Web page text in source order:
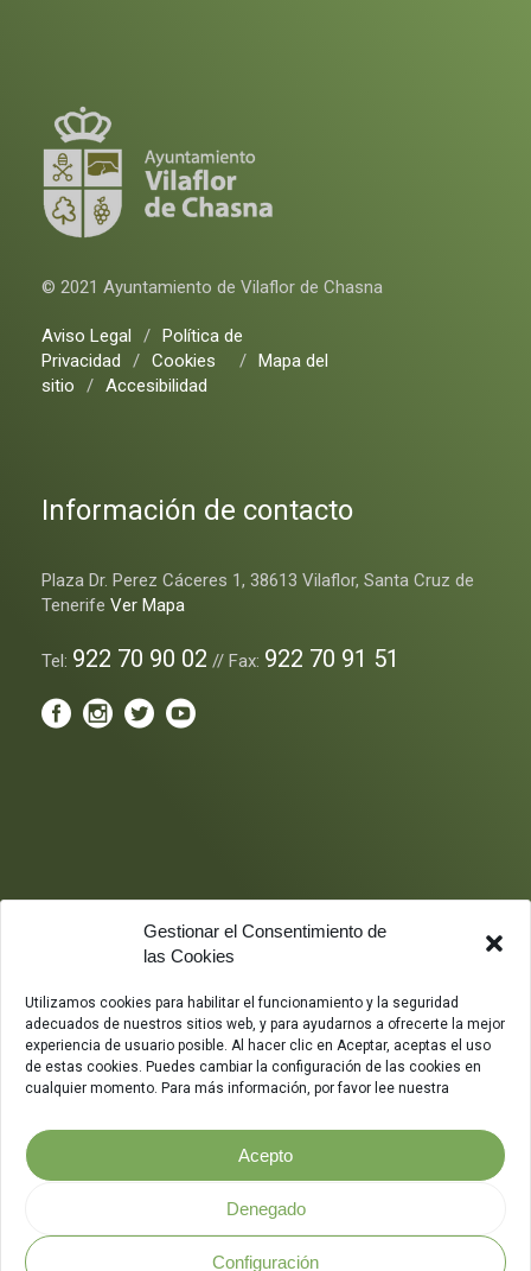
Gestionar el Consentimiento de
las Cookies
Utilizamos cookies para habilitar el funcionamiento y la seguridad
adecuados de nuestros sitios web, y para ayudarnos a ofrecerte la mejor
experiencia de usuario posible. Al hacer clic en Aceptar, aceptas el uso
de estas cookies. Puedes cambiar la configuración de las cookies en
cualquier momento. Para más información, por favor lee nuestra
Acepto
Denegado
Configuración
© 2021 Ayuntamiento de Vilaflor de Chasna
Aviso Legal /
Política de
Privacidad
/ Cookies /
Mapa del
sitio
/ Accesibilidad
Información de contacto
Plaza Dr. Perez Cáceres 1, 38613 Vilaflor, Santa Cruz de
Tenerife Ver Mapa
Tel: 922 70 90 02 // Fax: 922 70 91 51
Política de Seguridad